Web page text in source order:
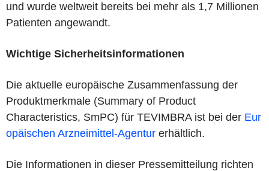
und wurde weltweit bereits bei mehr als 1,7 Millionen
Patienten angewandt.
Wichtige Sicherheitsinformationen
Die aktuelle europäische Zusammenfassung der
Produktmerkmale (Summary of Product
Characteristics, SmPC) für TEVIMBRA ist bei der Eur
opäischen Arzneimittel-Agentur erhältlich.
Die Informationen in dieser Pressemitteilung richten